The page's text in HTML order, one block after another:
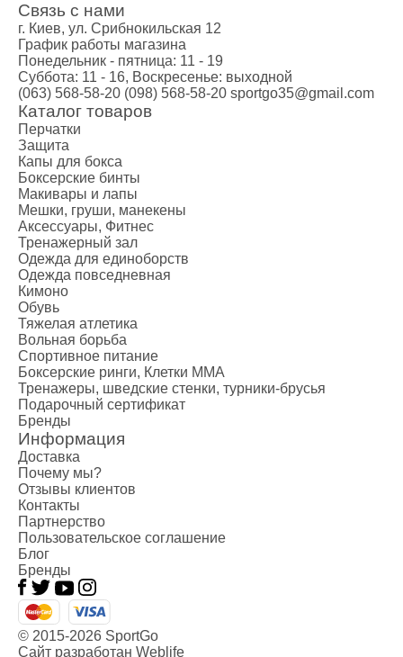
Связь с нами
г. Киев, ул. Срибнокильская 12
График работы магазина
Понедельник - пятница: 11 - 19
Суббота: 11 - 16, Воскресенье: выходной
(063) 568-58-20 (098) 568-58-20 sportgo35@gmail.com
Каталог товаров
Перчатки
Защита
Капы для бокса
Боксерские бинты
Макивары и лапы
Мешки, груши, манекены
Аксессуары, Фитнес
Тренажерный зал
Одежда для единоборств
Одежда повседневная
Кимоно
Обувь
Тяжелая атлетика
Вольная борьба
Спортивное питание
Боксерские ринги, Клетки ММА
Тренажеры, шведские стенки, турники-брусья
Подарочный сертификат
Бренды
Информация
Доставка
Почему мы?
Отзывы клиентов
Контакты
Партнерство
Пользовательское соглашение
Блог
Бренды
© 2015-2026 SportGo
Сайт разработан Weblife